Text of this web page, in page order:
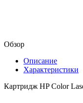
Обзор
Описание
Характеристики
Картридж HP Color